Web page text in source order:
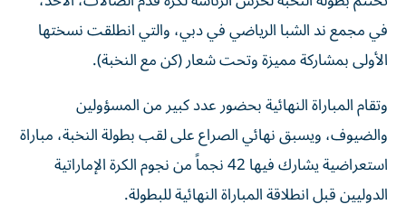
في مجمع ند الشبا الرياضي في دبي، والتي انطلقت نسختها
الأولى بمشاركة مميزة وتحت شعار (كن مع النخبة).
وتقام المباراة النهائية بحضور عدد كبير من المسؤولين
والضيوف، ويسبق نهائي الصراع على لقب بطولة النخبة، مباراة
استعراضية يشارك فيها 42 نجماً من نجوم الكرة الإماراتية
الدوليين قبل انطلاقة المباراة النهائية للبطولة.